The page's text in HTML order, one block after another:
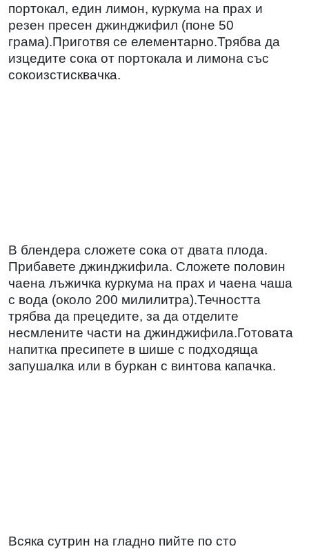
портокал, един лимон, куркума на прах и
резен пресен джинджифил (поне 50
грама).Приготвя се елементарно.Трябва да
изцедите сока от портокала и лимона със
сокоизстисквачка.
В блендера сложете сока от двата плода.
Прибавете джинджифила. Сложете половин
чаена лъжичка куркума на прах и чаена чаша
с вода (около 200 милилитра).Течността
трябва да прецедите, за да отделите
несмлените части на джинджифила.Готовата
напитка пресипете в шише с подходяща
запушалка или в буркан с винтова капачка.
Всяка сутрин на гладно пийте по сто